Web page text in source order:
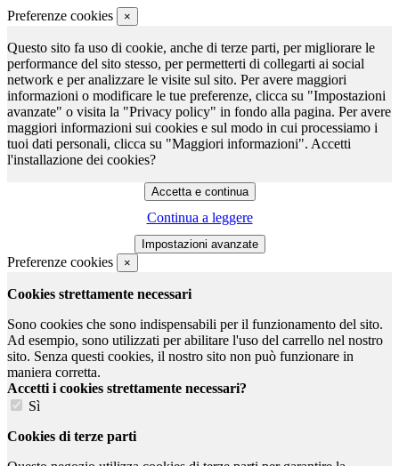
Preferenze cookies ×
Questo sito fa uso di cookie, anche di terze parti, per migliorare le
performance del sito stesso, per permetterti di collegarti ai social
network e per analizzare le visite sul sito. Per avere maggiori
informazioni o modificare le tue preferenze, clicca su "Impostazioni
avanzate" o visita la "Privacy policy" in fondo alla pagina. Per avere
maggiori informazioni sui cookies e sul modo in cui processiamo i
tuoi dati personali, clicca su "Maggiori informazioni". Accetti
l'installazione dei cookies?
Continua a leggere
Preferenze cookies ×
Cookies strettamente necessari
Sono cookies che sono indispensabili per il funzionamento del sito.
Ad esempio, sono utilizzati per abilitare l'uso del carrello nel nostro
sito. Senza questi cookies, il nostro sito non può funzionare in
maniera corretta.
Accetti i cookies strettamente necessari?
Sì
Cookies di terze parti